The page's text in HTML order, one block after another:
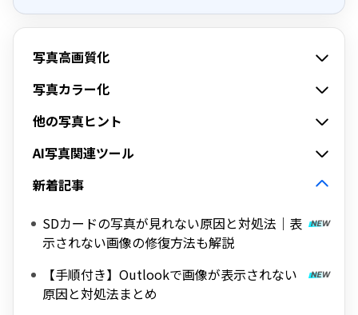
写真高画質化
写真カラー化
他の写真ヒント
AI写真関連ツール
新着記事
SDカードの写真が見れない原因と対処法｜表
示されない画像の修復方法も解説
【手順付き】Outlookで画像が表示されない
原因と対処法まとめ